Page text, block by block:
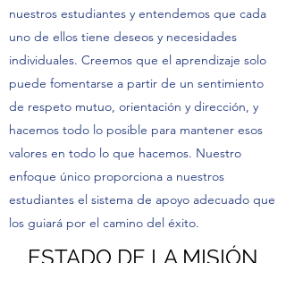
nuestros estudiantes y entendemos que cada
uno de ellos tiene deseos y necesidades
individuales. Creemos que el aprendizaje solo
puede fomentarse a partir de un sentimiento
de respeto mutuo, orientación y dirección, y
hacemos todo lo posible para mantener esos
valores en todo lo que hacemos. Nuestro
enfoque único proporciona a nuestros
estudiantes el sistema de apoyo adecuado que
los guiará por el camino del éxito.
ESTADO DE LA MISIÓN